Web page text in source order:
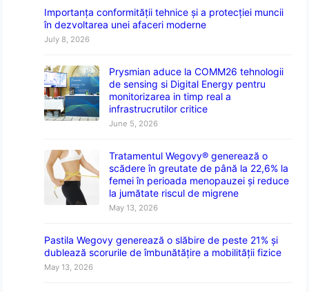
Importanța conformității tehnice și a protecției muncii
în dezvoltarea unei afaceri moderne
July 8, 2026
Prysmian aduce la COMM26 tehnologii
de sensing si Digital Energy pentru
monitorizarea in timp real a
infrastrucrutilor critice
June 5, 2026
Tratamentul Wegovy® generează o
scădere în greutate de până la 22,6% la
femei în perioada menopauzei și reduce
la jumătate riscul de migrene
May 13, 2026
Pastila Wegovy generează o slăbire de peste 21% și
dublează scorurile de îmbunătățire a mobilității fizice
May 13, 2026